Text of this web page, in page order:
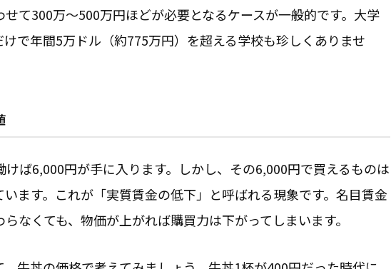
て300万〜500万円ほどが必要となるケースが一般的です。大学
で年間5万ドル（約775万円）を超える学校も珍しくありませ
けば6,000円が手に入ります。しかし、その6,000円で買えるものは
ます。これが「実質賃金の低下」と呼ばれる現象です。名目賃金
らなくても、物価が上がれば購買力は下がってしまいます。